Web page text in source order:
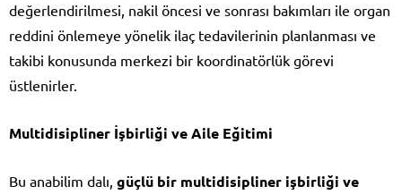
değerlendirilmesi, nakil öncesi ve sonrası bakımları ile organ
reddini önlemeye yönelik ilaç tedavilerinin planlanması ve
takibi konusunda merkezi bir koordinatörlük görevi
üstlenirler.
Multidisipliner İşbirliği ve Aile Eğitimi
Bu anabilim dalı, güçlü bir multidisipliner işbirliği ve